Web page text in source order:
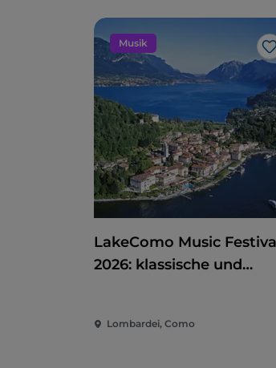
Musik
LakeComo Music
2026: klassische und
am Comer See
Lombardei, Como